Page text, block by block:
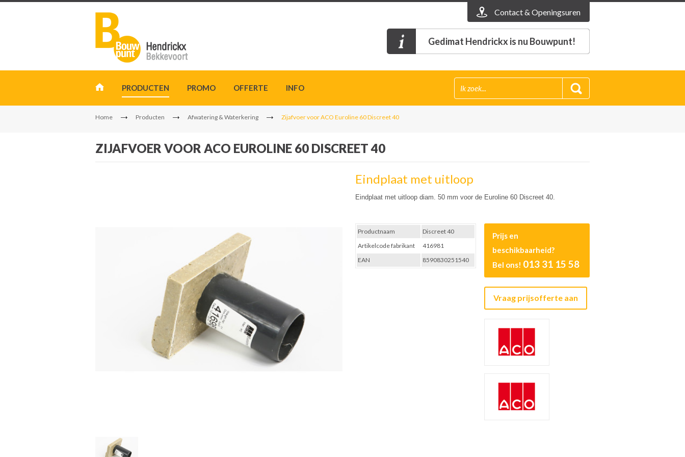
Contact & Openingsuren
Gedimat Hendrickx is nu Bouwpunt!
PRODUCTEN PROMO OFFERTE INFO
Home Producten Afwatering & Waterkering Zijafvoer voor ACO Euroline 60 Discreet 40
ZIJAFVOER VOOR ACO EUROLINE 60 DISCREET 40
Eindplaat met uitloop
Eindplaat met uitloop diam. 50 mm voor de Euroline 60 Discreet 40.
Prijs en
beschikbaarheid?
Bel ons! 013 31 15 58
Vraag prijsofferte aan
Productnaam
Discreet 40
Artikelcode fabrikant
416981
EAN
8590830251540